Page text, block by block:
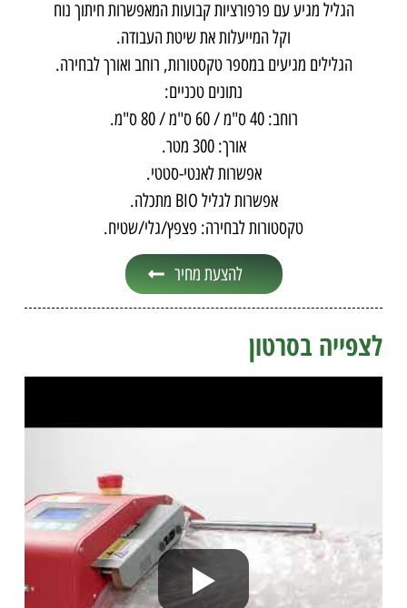
הגליל מגיע עם פרפורציות קבועות המאפשרות חיתוך נוח
וקל המייעלות את שיטת העבודה.
הגלילים מגיעים במספר טקסטורות, רוחב ואורך לבחירה.
נתונים טכניים:
רוחב: 40 ס"מ / 60 ס"מ / 80 ס"מ.
אורך: 300 מטר.
אפשרות לאנטי-סטטי.
אפשרות לגליל BIO מתכלה.
טקסטורות לבחירה: פצפץ/גלי/שטיח.
להצעת מחיר
לצפייה בסרטון